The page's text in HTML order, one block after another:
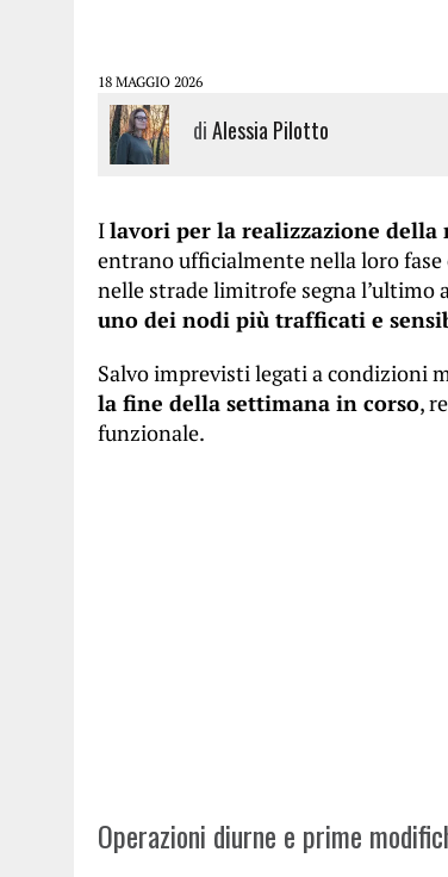
18 MAGGIO 2026
diAlessia Pilotto
Ilavori per la realizzazione della
entrano ufficialmente nella loro fase
nelle strade limitrofe segna
uno dei nodi più trafficati e
Salvo imprevisti legati a condizioni
la fine della settimana in corso,
funzionale.
Operazioni diurne e prime